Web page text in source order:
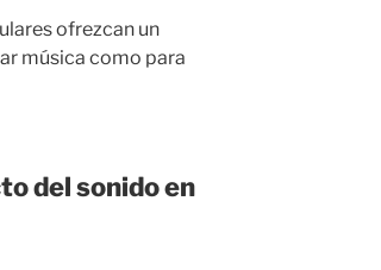
ofrezcan un
música como para
del sonido en